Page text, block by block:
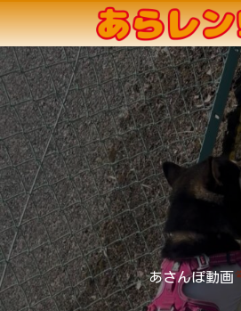
あさんぽ動画